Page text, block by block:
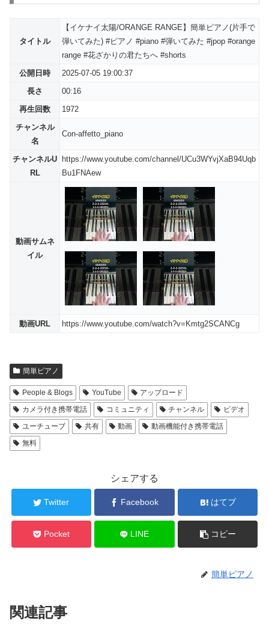
タイトル
【イケナイ太陽/ORANGE RANGE】簡単ピアノ(片手で
弾いてみた) #ピアノ #piano #弾いてみた #jpop #orange
range #花ざかりの君たちへ #shorts
公開日時
2025-07-05 19:00:37
長さ
00:16
再生回数
1972
チャンネル
名
Con-affetto_piano
チャンネルU
RL
https://www.youtube.com/channel/UCu3WYvjXaB94Uqb
Bu1FNAew
動画サムネ
イル
動画URL https://www.youtube.com/watch?v=Kmtg2SCANCg
簡単ピアノ
People & Blogs YouTube
アップロード
カメラ付き携帯電話
コミュニティ チャンネル
ビデオ
ユーチューブ
共有 動画
動画機能付き携帯電話
無料
シェアする
Twitter Facebook はてブ
Pocket LINE コピー
簡単ピアノ
関連記事